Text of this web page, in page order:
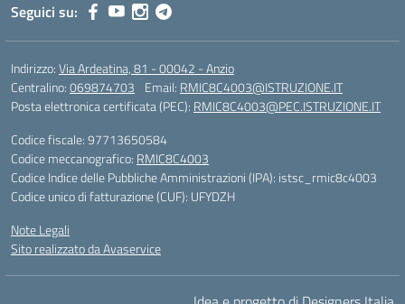
Seguici su:
Indirizzo:Via Ardeatina, 81 - 00042 - Anzio
Centralino:069874703 Email: RMIC8C4003@ISTRUZIONE.IT
Posta elettronica certificata (PEC): RMIC8C4003@PEC.ISTRUZIONE.IT
Codice fiscale: 97713650584
Codice meccanografico: RMIC8C4003
Codice Indice delle Pubbliche Amministrazioni (IPA): istsc_rmic8c4003
Codice unico di fatturazione (CUF): UFYDZH
Note Legali
Sito realizzato da Avaservice